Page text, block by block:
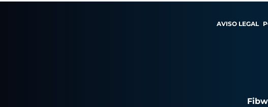
AVISO LEGAL